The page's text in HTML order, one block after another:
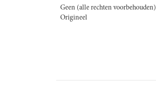
Geen (alle rechten voorbehouden)
Origineel